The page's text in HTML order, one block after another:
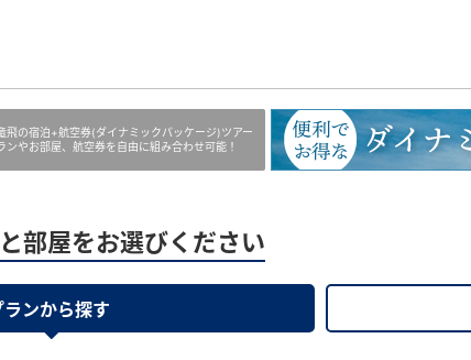
の宿泊+航空券(ダイナミックパッケージ)ツアー
ンやお部屋、航空券を自由に組み合わせ可能！
部屋をお選びください
ランから探す